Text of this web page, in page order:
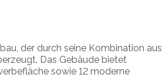
der durch seine Kombination aus
Das Gebäude bietet
sowie 12 moderne